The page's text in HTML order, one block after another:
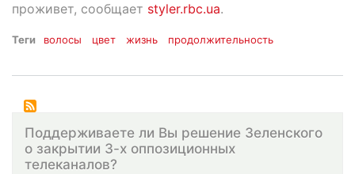
проживет, сообщает styler.rbc.ua.
Теги волосы цвет жизнь продолжительность
Поддерживаете ли Вы решение Зеленского
о закрытии 3-х оппозиционных
телеканалов?